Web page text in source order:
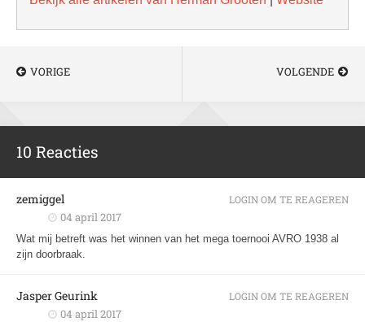
VORIGE VOLGENDE
10 Reacties
zemiggel
04 april 2017
Wat mij betreft was het winnen van het mega toernooi AVRO 1938 al
zijn doorbraak.
LOGIN OM TE REAGEREN
Jasper Geurink
04 april 2017
LOGIN OM TE REAGEREN